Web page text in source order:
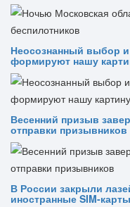
Неосознанный выбор
формируют нашу
Весенний призыв
отправки призывников
В России закрыли
иностранные SIM-карты